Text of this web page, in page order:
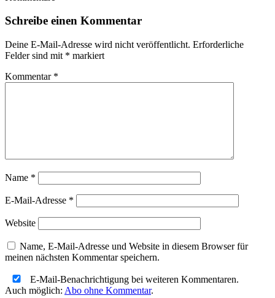
Schreibe einen Kommentar
Deine E-Mail-Adresse wird nicht veröffentlicht. Erforderliche
Felder sind mit * markiert
Kommentar *
Name *
E-Mail-Adresse *
Website
Name, E-Mail-Adresse und Website in diesem Browser für
meinen nächsten Kommentar speichern.
E-Mail-Benachrichtigung bei weiteren Kommentaren.
Auch möglich: Abo ohne Kommentar.